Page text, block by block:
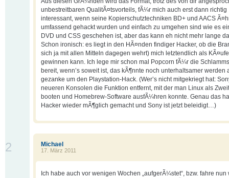
unbestreitbaren QualitÃ¤tsvorteils, fÃ¼r mich auch erst dann richtig
interessant, wenn seine Kopierschutztechniken BD+ und AACS
umfassend gehackt wurden und einfach zu umgehen sind wie es
DVD und CSS geschehen ist, aber das kann eh nicht mehr lange
Schon ironisch: es liegt in den HÃ¤nden findiger Hacker, ob die
sich ja mit allen Mitteln dagegen wehrt) mich letztendlich als
gewinnen kann. Ich lege mir schon mal Popcorn fÃ¼r die
bereit, wenn’s soweit ist, das kÃ¶nnte noch unterhaltsamer werden
gezanke um den Playstation-Hack. (Wer’s nicht mitgekriegt hat:
neueren Konsolen die Funktion entfernt, mit der man Linux als
booten und Homebrew-Software ausfÃ¼hren konnte. Genau das
Hacker wieder mÃ¶glich gemacht und Sony ist jetzt beleidigt…)
Michael
17. März 2011
2
Ich habe auch vor wenigen Wochen „aufgerÃ¼stet“, bzw. fahre nun